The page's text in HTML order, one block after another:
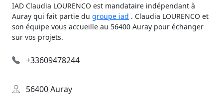
IAD Claudia LOURENCO est mandataire indépendant à
Auray qui fait partie du groupe iad . Claudia LOURENCO et
son équipe vous accueille au 56400 Auray pour échanger
sur vos projets.
+33609478244
56400 Auray